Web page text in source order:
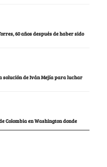
60 años después de haber sido
solución de Iván Mejía para luchar
Colombia en Washington donde